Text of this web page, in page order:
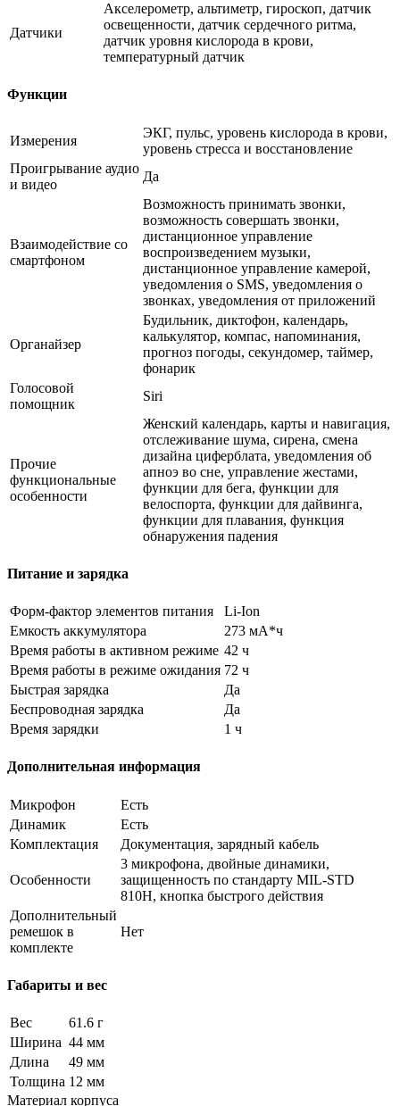
Датчики
Акселерометр, альтиметр, гироскоп, датчик
освещенности, датчик сердечного ритма,
датчик уровня кислорода в крови,
температурный датчик
Функции
Измерения
ЭКГ, пульс, уровень кислорода в крови,
уровень стресса и восстановление
Проигрывание аудио
и видео
Да
Взаимодействие со
смартфоном
Возможность принимать звонки,
возможность совершать звонки,
дистанционное управление
воспроизведением музыки,
дистанционное управление камерой,
уведомления о SMS, уведомления о
звонках, уведомления от приложений
Органайзер
Будильник, диктофон, календарь,
калькулятор, компас, напоминания,
прогноз погоды, секундомер, таймер,
фонарик
Голосовой
помощник
Siri
Прочие
функциональные
особенности
Женский календарь, карты и навигация,
отслеживание шума, сирена, смена
дизайна циферблата, уведомления об
апноэ во сне, управление жестами,
функции для бега, функции для
велоспорта, функции для дайвинга,
функции для плавания, функция
обнаружения падения
Питание и зарядка
Форм-фактор элементов питания
Li-Ion
Емкость аккумулятора
273 мА*ч
Время работы в активном режиме 42 ч
Время работы в режиме ожидания 72 ч
Быстрая зарядка
Да
Беспроводная зарядка
Да
Время зарядки
1 ч
Дополнительная информация
Микрофон
Есть
Динамик
Есть
Комплектация
Документация, зарядный кабель
Особенности
3 микрофона, двойные динамики,
защищенность по стандарту MIL-STD
810H, кнопка быстрого действия
Дополнительный
ремешок в
комплекте
Нет
Габариты и вес
Вес
61.6 г
Ширина 44 мм
Длина
49 мм
Толщина 12 мм
Материал корпуса